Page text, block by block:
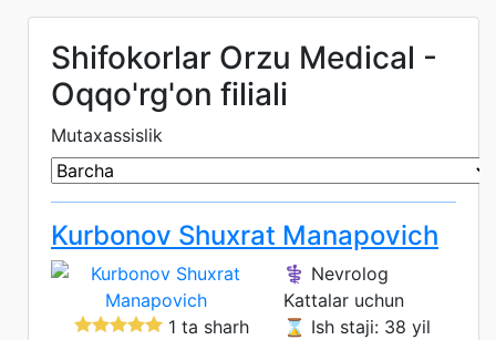
Shifokorlar Orzu Medical -
Oqqo'rg'on filiali
Mutaxassislik
Kurbonov Shuxrat Manapovich
1 ta sharh
⚕️ Nevrolog
Kattalar uchun
⌛ Ish staji: 38 yil